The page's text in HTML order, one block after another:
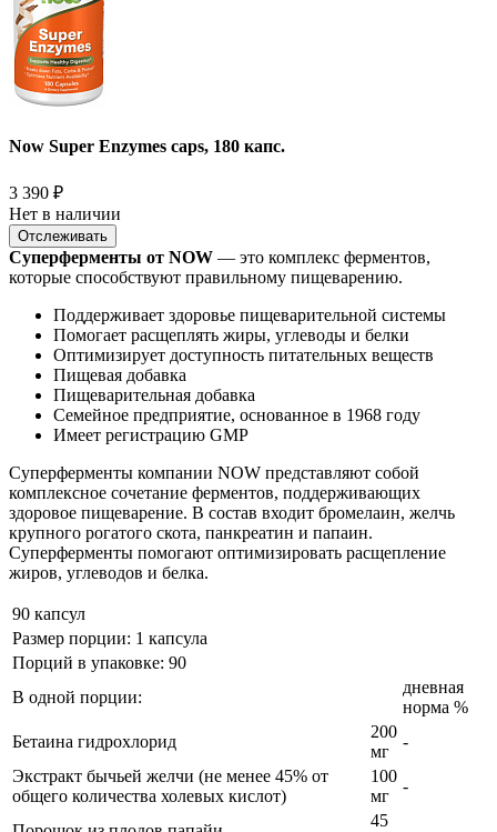
Now Super Enzymes caps, 180 капс.
3 390 ₽
Нет в наличии
Отслеживать
Суперферменты от NOW — это комплекс ферментов,
которые способствуют правильному пищеварению.
Поддерживает здоровье пищеварительной системы
Помогает расщеплять жиры, углеводы и белки
Оптимизирует доступность питательных веществ
Пищевая добавка
Пищеварительная добавка
Семейное предприятие, основанное в 1968 году
Имеет регистрацию GMP
Суперферменты компании NOW представляют собой
комплексное сочетание ферментов, поддерживающих
здоровое пищеварение. В состав входит бромелаин, желчь
крупного рогатого скота, панкреатин и папаин.
Суперферменты помогают оптимизировать расщепление
жиров, углеводов и белка.
90 капсул
Размер порции: 1 капсула
Порций в упаковке: 90
В одной порции:
дневная
норма %
Бетаина гидрохлорид
200
мг
-
Экстракт бычьей желчи (не менее 45% от
общего количества холевых кислот)
100
мг
-
45